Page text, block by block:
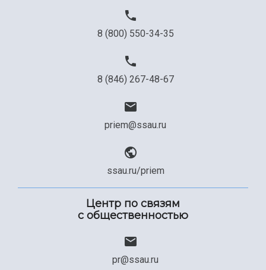
8 (800) 550-34-35
8 (846) 267-48-67
priem@ssau.ru
ssau.ru/priem
Центр по связям
с общественностью
pr@ssau.ru